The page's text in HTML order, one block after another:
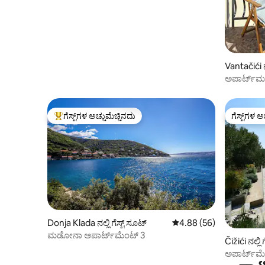
Vantačići
ಗೆಸ್ಟ್‌ಗಳಿಗೆ ಅತಿ ಹೆಚ್ಚು ಅಚ್ಚುಮೆಚ್ಚಿನದು
ಗೆಸ್ಟ್‌ಗಳ ಅಚ್ಚುಮೆಚ್ಚಿನದು
Donja Klada ನಲ್ಲಿ ಗೆಸ್ಟ್ ಸೂಟ್ 5 ರಲ್ಲಿ 4.88 ಸರಾಸರಿ
4.88 (56)
ಮಡೋನಾ ಅಪಾರ್ಟ್‌ಮೆಂಟ್ 3
ಗೆಸ್ಟ್‌ಗಳ
ಗೆಸ್ಟ್‌ಗಳ
Čižići